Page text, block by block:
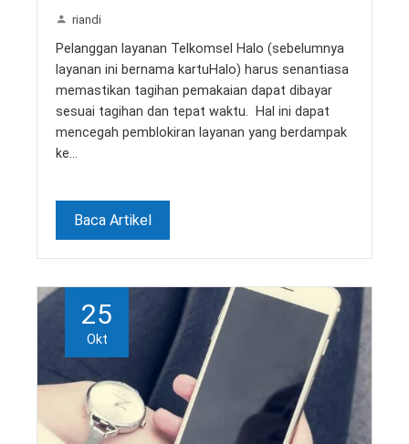
riandi
Pelanggan layanan Telkomsel Halo (sebelumnya
layanan ini bernama kartuHalo) harus senantiasa
memastikan tagihan pemakaian dapat dibayar
sesuai tagihan dan tepat waktu. Hal ini dapat
mencegah pemblokiran layanan yang berdampak
ke…
Baca Artikel
25
Okt